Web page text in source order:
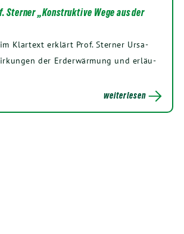
Sterner „Konstruktive Wege aus der
Klar­text erklärt Prof. Ster­ner Ursa­
der Erd­er­wär­mung und erläu­
weiterlesen